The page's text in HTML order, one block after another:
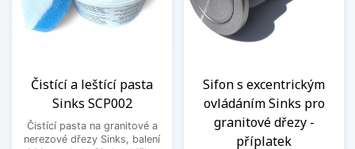
Čistící a leštící pasta
Sinks SCP002
Čistící pasta na granitové a
nerezové dřezy Sinks, balení
Sifon s excentrickým
ovládáním Sinks pro
granitové dřezy -
příplatek